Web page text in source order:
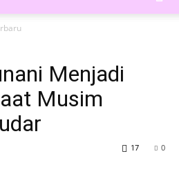
Menjadi
Musim
0
17